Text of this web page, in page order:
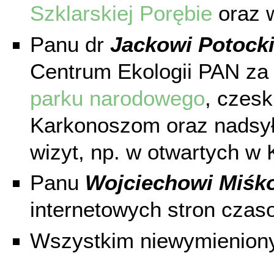
Szklarskiej Porębie oraz
Panu drJackowi
Centrum Ekologii PAN
parku narodowego,
Karkonoszom oraz
wizyt, np. w otwartych w
Panu Wojciechowi
internetowych stron
Wszystkim